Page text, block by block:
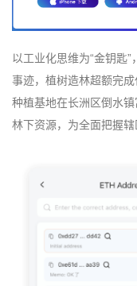
以工业化思维为“金钥匙
事迹，植树造林超额完
种植基地在长洲区倒水
林下资源，为全面把握辖